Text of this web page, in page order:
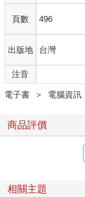
頁數 496
出版地 台灣
注音
電子書 ＞ 電腦資訊
商品評價
相關主題